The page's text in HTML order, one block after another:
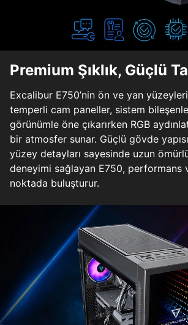
Premium Şıklık, Güçlü
Excalibur E750’nin ön ve yan
temperli cam paneller, sistem
görünümle öne çıkarırken RGB
bir atmosfer sunar. Güçlü gövde
yüzey detayları sayesinde uzun
deneyimi sağlayan E750, performans
noktada buluşturur.